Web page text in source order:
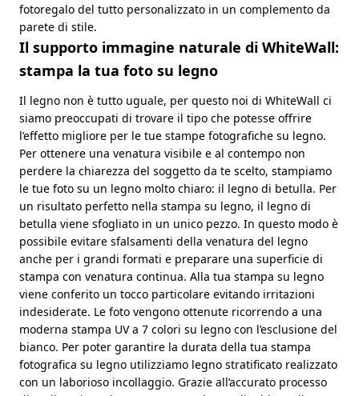
fotoregalo del tutto personalizzato in un complemento da
parete di stile.
Il supporto immagine naturale di WhiteWall:
stampa la tua foto su legno
Il legno non è tutto uguale, per questo noi di WhiteWall ci
siamo preoccupati di trovare il tipo che potesse offrire
l’effetto migliore per le tue stampe fotografiche su legno.
Per ottenere una venatura visibile e al contempo non
perdere la chiarezza del soggetto da te scelto, stampiamo
le tue foto su un legno molto chiaro: il legno di betulla. Per
un risultato perfetto nella stampa su legno, il legno di
betulla viene sfogliato in un unico pezzo. In questo modo è
possibile evitare sfalsamenti della venatura del legno
anche per i grandi formati e preparare una superficie di
stampa con venatura continua. Alla tua stampa su legno
viene conferito un tocco particolare evitando irritazioni
indesiderate. Le foto vengono ottenute ricorrendo a una
moderna stampa UV a 7 colori su legno con l’esclusione del
bianco. Per poter garantire la durata della tua stampa
fotografica su legno utilizziamo legno stratificato realizzato
con un laborioso incollaggio. Grazie all’accurato processo